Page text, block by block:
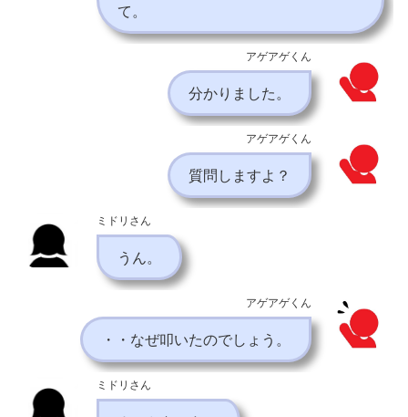
て。
アゲアゲくん
分かりました。
アゲアゲくん
質問しますよ？
ミドリさん
うん。
アゲアゲくん
・・なぜ叩いたのでしょう。
ミドリさん